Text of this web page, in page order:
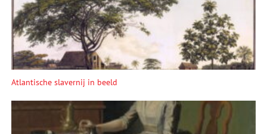
Atlantische slavernij in beeld